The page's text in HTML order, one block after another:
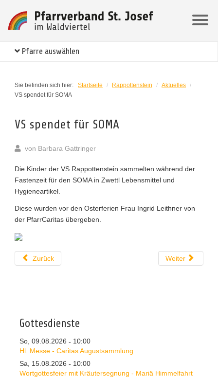
Pfarre auswählen
Sie befinden sich hier: Startseite / Rappottenstein / Aktuelles
/
VS spendet für SOMA
VS spendet für SOMA
von Barbara Gattringer
Die Kinder der VS Rappottenstein sammelten während der
Fastenzeit für den SOMA in Zwettl Lebensmittel und
Hygieneartikel.
Diese wurden vor den Osterferien Frau Ingrid Leithner von
der PfarrCaritas übergeben.
Zurück Weiter
Gottesdienste
So, 09.08.2026 - 10:00
Hl. Messe - Caritas Augustsammlung
Sa, 15.08.2026 - 10:00
Wortgottesfeier mit Kräutersegnung - Mariä Himmelfahrt